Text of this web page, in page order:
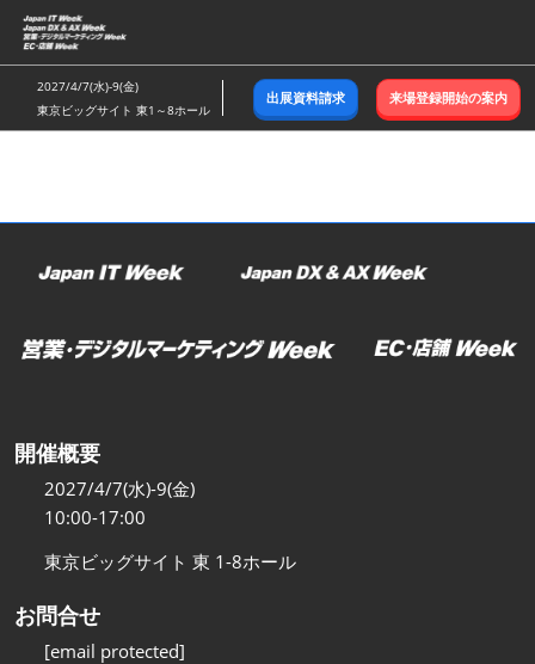
ス
キ
ッ
し
む
2027/4/7(水)-9(金)
東京ビッグサイト 東1～8ホール
出展資料請求 来場登録開始の案内
開催概要
2027/4/7(水)-9(金)
10:00-17:00
東京ビッグサイト 東 1-8ホール
お問合せ
[email protected]